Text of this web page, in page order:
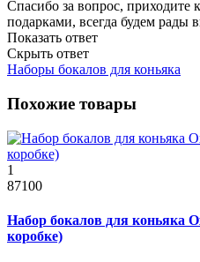
Спасибо за вопрос, приходите
подарками, всегда будем рады
Показать ответ
Скрыть ответ
Наборы бокалов для коньяка
Похожие товары
1
87100
Набор бокалов для коньяка
коробке)